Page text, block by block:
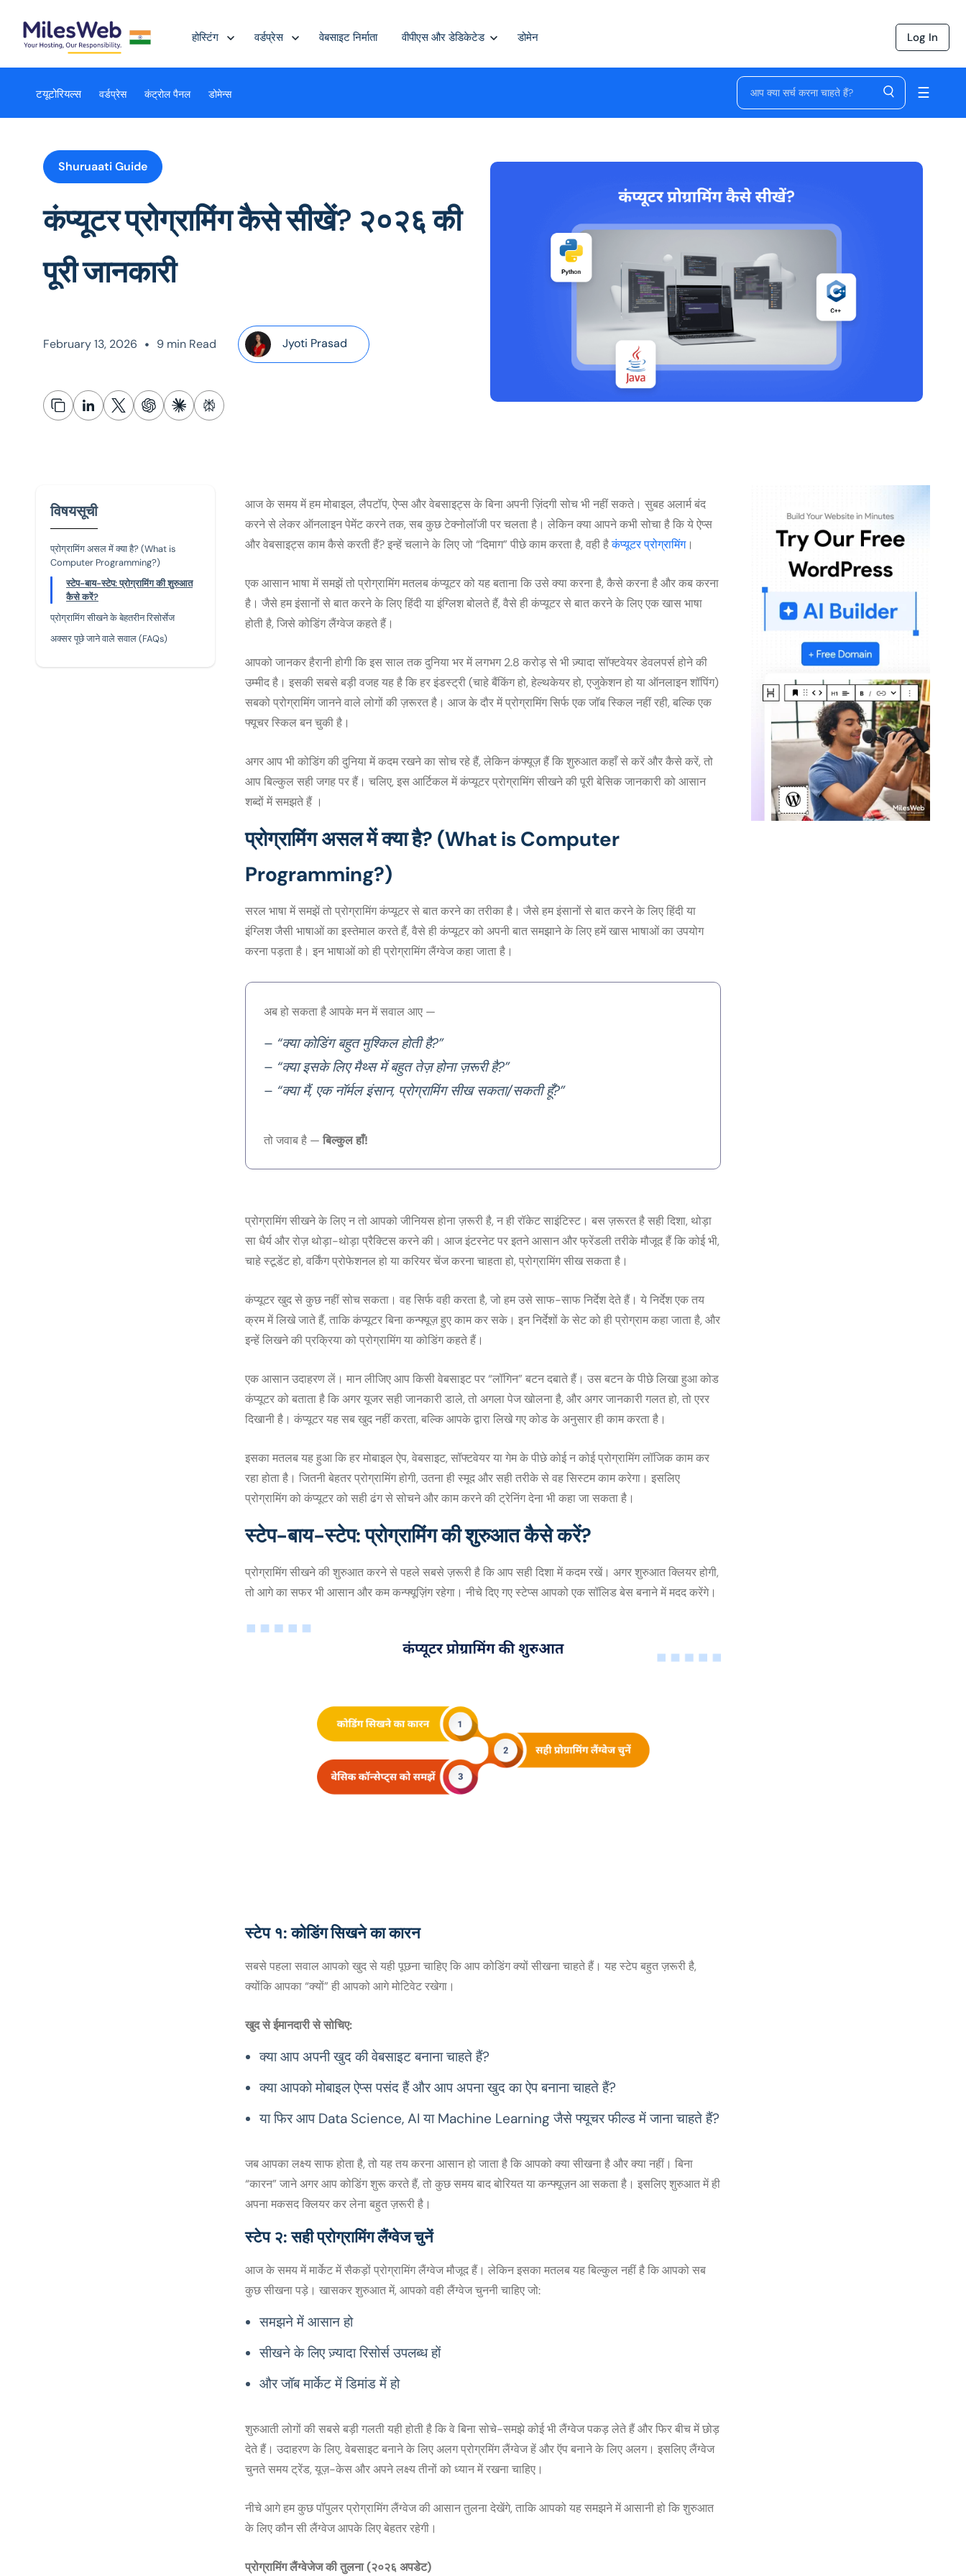
होस्टिंग वर्डप्रेस वेबसाइट निर्माता वीपीएस और डेडिकेटेड डोमेन Log In
टयूटोरियल्स वर्डप्रेस कंट्रोल पैनल डोमेन्स ☰
Shuruaati Guide
कंप्यूटर प्रोग्रामिंग कैसे सीखें? २०२६ की
पूरी जानकारी
February 13, 2026 • 9 min Read Jyoti Prasad
विषयसूची
प्रोग्रामिंग असल में क्या है? (What is
Computer Programming?)
स्टेप-बाय-स्टेप: प्रोग्रामिंग की शुरुआत
कैसे करें?
प्रोग्रामिंग सीखने के बेहतरीन रिसोर्सेज
अक्सर पूछे जाने वाले सवाल (FAQs)
आज के समय में हम मोबाइल, लैपटॉप, ऐप्स और वेबसाइट्स के बिना अपनी ज़िंदगी सोच भी नहीं सकते। सुबह अलार्म बंद
करने से लेकर ऑनलाइन पेमेंट करने तक, सब कुछ टेक्नोलॉजी पर चलता है। लेकिन क्या आपने कभी सोचा है कि ये ऐप्स
और वेबसाइट्स काम कैसे करती हैं? इन्हें चलाने के लिए जो “दिमाग” पीछे काम करता है, वही हैकंप्यूटर प्रोग्रामिंग।
एक आसान भाषा में समझें तो प्रोग्रामिंग मतलब कंप्यूटर को यह बताना कि उसे क्या करना है, कैसे करना है और कब करना
है। जैसे हम इंसानों से बात करने के लिए हिंदी या इंग्लिश बोलते हैं, वैसे ही कंप्यूटर से बात करने के लिए एक खास भाषा
होती है, जिसे कोडिंग लैंग्वेज कहते हैं।
आपको जानकर हैरानी होगी कि इस साल तक दुनिया भर में लगभग 2.8 करोड़ से भी ज़्यादा सॉफ्टवेयर डेवलपर्स होने की
उम्मीद है। इसकी सबसे बड़ी वजह यह है कि हर इंडस्ट्री (चाहे बैंकिंग हो, हेल्थकेयर हो, एजुकेशन हो या ऑनलाइन शॉपिंग)
सबको प्रोग्रामिंग जानने वाले लोगों की ज़रूरत है। आज के दौर में प्रोग्रामिंग सिर्फ एक जॉब स्किल नहीं रही, बल्कि एक
फ्यूचर स्किल बन चुकी है।
अगर आप भी कोडिंग की दुनिया में कदम रखने का सोच रहे हैं, लेकिन कंफ्यूज़ हैं कि शुरुआत कहाँ से करें और कैसे करें, तो
आप बिल्कुल सही जगह पर हैं। चलिए, इस आर्टिकल में कंप्यूटर प्रोग्रामिंग सीखने की पूरी बेसिक जानकारी को आसान
शब्दों में समझते हैं ।
प्रोग्रामिंग असल में क्या है? (What is Computer
Programming?)
सरल भाषा में समझें तो प्रोग्रामिंग कंप्यूटर से बात करने का तरीका है। जैसे हम इंसानों से बात करने के लिए हिंदी या
इंग्लिश जैसी भाषाओं का इस्तेमाल करते हैं, वैसे ही कंप्यूटर को अपनी बात समझाने के लिए हमें खास भाषाओं का उपयोग
करना पड़ता है। इन भाषाओं को ही प्रोग्रामिंग लैंग्वेज कहा जाता है।
अब हो सकता है आपके मन में सवाल आए —
– “क्या कोडिंग बहुत मुश्किल होती है?”
– “क्या इसके लिए मैथ्स में बहुत तेज़ होना ज़रूरी है?”
– “क्या मैं, एक नॉर्मल इंसान, प्रोग्रामिंग सीख सकता/सकती हूँ?”
तो जवाब है —बिल्कुल हाँ!
प्रोग्रामिंग सीखने के लिए न तो आपको जीनियस होना ज़रूरी है, न ही रॉकेट साइंटिस्ट। बस ज़रूरत है सही दिशा, थोड़ा
सा धैर्य और रोज़ थोड़ा-थोड़ा प्रैक्टिस करने की। आज इंटरनेट पर इतने आसान और फ्रेंडली तरीके मौजूद हैं कि कोई भी,
चाहे स्टूडेंट हो, वर्किंग प्रोफेशनल हो या करियर चेंज करना चाहता हो, प्रोग्रामिंग सीख सकता है।
कंप्यूटर खुद से कुछ नहीं सोच सकता। वह सिर्फ वही करता है, जो हम उसे साफ-साफ निर्देश देते हैं। ये निर्देश एक तय
क्रम में लिखे जाते हैं, ताकि कंप्यूटर बिना कन्फ्यूज़ हुए काम कर सके। इन निर्देशों के सेट को ही प्रोग्राम कहा जाता है, और
इन्हें लिखने की प्रक्रिया को प्रोग्रामिंग या कोडिंग कहते हैं।
एक आसान उदाहरण लें। मान लीजिए आप किसी वेबसाइट पर “लॉगिन” बटन दबाते हैं। उस बटन के पीछे लिखा हुआ कोड
कंप्यूटर को बताता है कि अगर यूजर सही जानकारी डाले, तो अगला पेज खोलना है, और अगर जानकारी गलत हो, तो एरर
दिखानी है। कंप्यूटर यह सब खुद नहीं करता, बल्कि आपके द्वारा लिखे गए कोड के अनुसार ही काम करता है।
इसका मतलब यह हुआ कि हर मोबाइल ऐप, वेबसाइट, सॉफ्टवेयर या गेम के पीछे कोई न कोई प्रोग्रामिंग लॉजिक काम कर
रहा होता है। जितनी बेहतर प्रोग्रामिंग होगी, उतना ही स्मूद और सही तरीके से वह सिस्टम काम करेगा। इसलिए
प्रोग्रामिंग को कंप्यूटर को सही ढंग से सोचने और काम करने की ट्रेनिंग देना भी कहा जा सकता है।
स्टेप-बाय-स्टेप: प्रोग्रामिंग की शुरुआत कैसे करें?
प्रोग्रामिंग सीखने की शुरुआत करने से पहले सबसे ज़रूरी है कि आप सही दिशा में कदम रखें। अगर शुरुआत क्लियर होगी,
तो आगे का सफर भी आसान और कम कन्फ्यूज़िंग रहेगा। नीचे दिए गए स्टेप्स आपको एक सॉलिड बेस बनाने में मदद करेंगे।
स्टेप १: कोडिंग सिखने का कारन
सबसे पहला सवाल आपको खुद से यही पूछना चाहिए कि आप कोडिंग क्यों सीखना चाहते हैं। यह स्टेप बहुत ज़रूरी है,
क्योंकि आपका “क्यों” ही आपको आगे मोटिवेट रखेगा।
खुद से ईमानदारी से सोचिए:
क्या आप अपनी खुद की वेबसाइट बनाना चाहते हैं?
क्या आपको मोबाइल ऐप्स पसंद हैं और आप अपना खुद का ऐप बनाना चाहते हैं?
या फिर आप Data Science, AI या Machine Learning जैसे फ्यूचर फील्ड में जाना चाहते हैं?
जब आपका लक्ष्य साफ होता है, तो यह तय करना आसान हो जाता है कि आपको क्या सीखना है और क्या नहीं। बिना
“कारन” जाने अगर आप कोडिंग शुरू करते हैं, तो कुछ समय बाद बोरियत या कन्फ्यूज़न आ सकता है। इसलिए शुरुआत में ही
अपना मकसद क्लियर कर लेना बहुत ज़रूरी है।
स्टेप २: सही प्रोग्रामिंग लैंग्वेज चुनें
आज के समय में मार्केट में सैकड़ों प्रोग्रामिंग लैंग्वेज मौजूद हैं। लेकिन इसका मतलब यह बिल्कुल नहीं है कि आपको सब
कुछ सीखना पड़े। खासकर शुरुआत में, आपको वही लैंग्वेज चुननी चाहिए जो:
समझने में आसान हो
सीखने के लिए ज़्यादा रिसोर्स उपलब्ध हों
और जॉब मार्केट में डिमांड में हो
शुरुआती लोगों की सबसे बड़ी गलती यही होती है कि वे बिना सोचे-समझे कोई भी लैंग्वेज पकड़ लेते हैं और फिर बीच में छोड़
देते हैं। उदाहरण के लिए, वेबसाइट बनाने के लिए अलग प्रोग्रमिंग लैंग्वेज हें और ऍप बनाने के लिए अलग। इसलिए लैंग्वेज
चुनते समय ट्रेंड, यूज़-केस और अपने लक्ष्य तीनों को ध्यान में रखना चाहिए।
नीचे आगे हम कुछ पॉपुलर प्रोग्रामिंग लैंग्वेज की आसान तुलना देखेंगे, ताकि आपको यह समझने में आसानी हो कि शुरुआत
के लिए कौन सी लैंग्वेज आपके लिए बेहतर रहेगी।
प्रोग्रामिंग लैंग्वेजेज की तुलना (२०२६ अपडेट)